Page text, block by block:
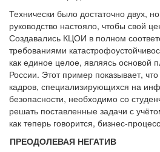
Технически было достаточно двух,
руководство настояло, чтобы свой
Создавались КЦОИ в полном
требованиями
как единое целое, являясь основой
России. Этот пример показывает,
кадров, специализирующихся на
безопасности, необходимо со
решать поставленные задачи с
как теперь говорится, бизнес-
ПРЕОДОЛЕВАЯ НЕГАТИВ